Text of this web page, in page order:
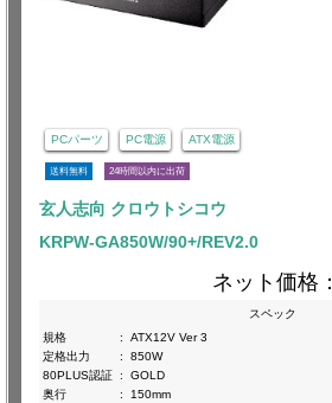
PCパーツ PC電源 ATX電源
送料無料 24時間以内に出荷
玄人志向 クロウトシコウ
KRPW-GA850W/90+/REV2.0
ネット価格：
スペック
規格
:
ATX12V Ver 3
定格出力
:
850W
80PLUS認証 :
GOLD
奥行
: 150mm